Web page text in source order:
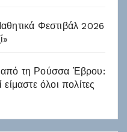
Φεστιβάλ 2026
τη Ρούσσα Έβρου:
όλοι πολίτες